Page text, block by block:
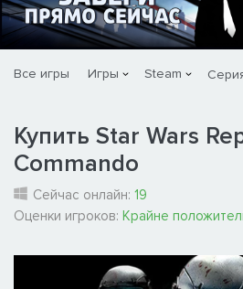
Все игры Игры Steam
Купить Star Wars
Commando
Сейчас онлайн: 19
Оценки игроков: Крайне